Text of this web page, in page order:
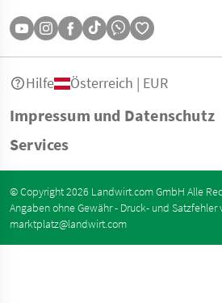
Impressum und Datenschutz
Services
Hilfe Österreich | EUR
© Copyright 2026 Landwirt.com GmbH Alle
Angaben ohne Gewähr - Druck- und Satzfehler
marktplatz@landwirt.com